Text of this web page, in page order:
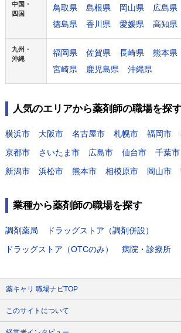
中国・
四国
鳥取県 島根県 岡山県 広島県
徳島県
香川県 愛媛県 高知県
九州・
沖縄
福岡県 佐賀県 長崎県 熊本県
宮崎県
鹿児島県 沖縄県
人気のエリアから薬剤師の職場を探
横浜市 大阪市 名古屋市 札幌市 福岡市
京都市
さいたま市 広島市 仙台市 千葉市
新潟市
浜松市 熊本市 相模原市 岡山市
業種から薬剤師の職場を探す
調剤薬局
ドラッグストア（調剤併設）
ドラッグストア（OTCのみ）
病院・診療所
薬キャリ 職場ナビTOP
このサイトについて